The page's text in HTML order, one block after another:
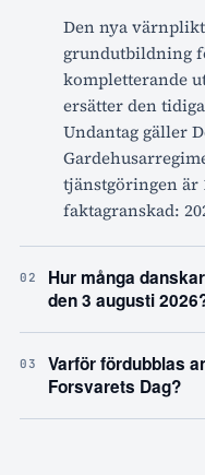
Den nya
grundutbildning
kompletterande
ersätter den
Undantag gäller
tjänstgöringen är
faktagranskad:
02
Hur många
den 3 augusti
03
Varför fördubblas
Forsvarets Dag?